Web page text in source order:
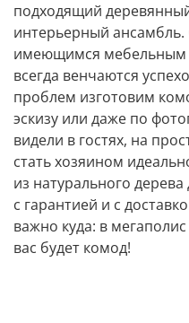
подходящий
интерьерный
имеющимся мебельным
всегда венчаются
проблем изготовим
эскизу или даже по
видели в гостях, на
стать хозяином
из натурального
с гарантией и с
важно куда: в
вас будет комод!